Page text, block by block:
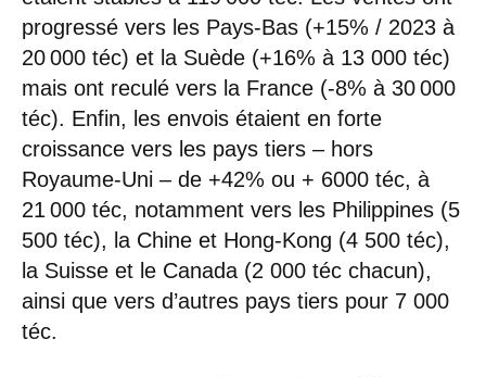
progressé vers les Pays-Bas (+15% / 2023 à
20 000 téc) et la Suède (+16% à 13 000 téc)
mais ont reculé vers la France (-8% à 30 000
téc). Enfin, les envois étaient en forte
croissance vers les pays tiers – hors
Royaume-Uni – de +42% ou + 6000 téc, à
21 000 téc, notamment vers les Philippines (5
500 téc), la Chine et Hong-Kong (4 500 téc),
la Suisse et le Canada (2 000 téc chacun),
ainsi que vers d’autres pays tiers pour 7 000
téc.